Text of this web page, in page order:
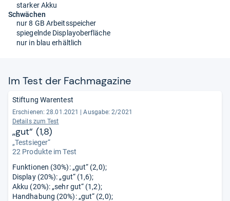
starker Akku
Schwächen
nur 8 GB Arbeitsspeicher
spiegelnde Displayoberfläche
nur in blau erhältlich
Im Test der Fach­ma­ga­zine
Stiftung Warentest
Erschienen: 28.01.2021 | Ausgabe: 2/2021
Details zum Test
„gut“ (1,8)
„Testsieger“
22 Produkte im Test
Funktionen (30%): „gut“ (2,0);
Display (20%): „gut“ (1,6);
Akku (20%): „sehr gut“ (1,2);
Handhabung (20%): „gut“ (2,0);